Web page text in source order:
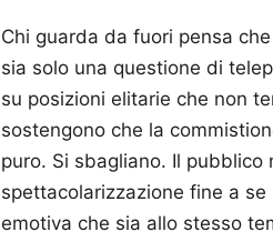
Chi guarda da fuori pensa
sia solo una questione di
su posizioni elitarie che non
sostengono che la
puro. Si sbagliano. Il
spettacolarizzazione fine a
emotiva che sia allo stesso